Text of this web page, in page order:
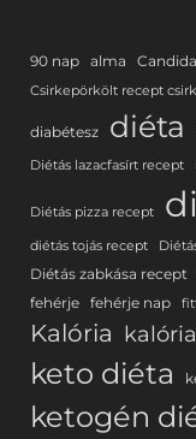
90 nap alma
Csirkepörkölt recept
diabétesz diéta
Diétás lazacfasírt recept
Diétás pizza recept
diétás tojás recept
Diétás zabkása recept
fehérje fehérje nap
Kalória
keto diéta
ketogén